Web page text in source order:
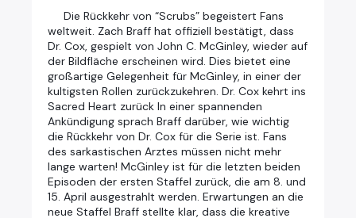
Die Rückkehr von “Scrubs” begeistert Fans
weltweit. Zach Braff hat offiziell bestätigt, dass
Dr. Cox, gespielt von John C. McGinley, wieder auf
der Bildfläche erscheinen wird. Dies bietet eine
großartige Gelegenheit für McGinley, in einer der
kultigsten Rollen zurückzukehren. Dr. Cox kehrt ins
Sacred Heart zurück In einer spannenden
Ankündigung sprach Braff darüber, wie wichtig
die Rückkehr von Dr. Cox für die Serie ist. Fans
des sarkastischen Arztes müssen nicht mehr
lange warten! McGinley ist für die letzten beiden
Episoden der ersten Staffel zurück, die am 8. und
15. April ausgestrahlt werden. Erwartungen an die
neue Staffel Braff stellte klar, dass die kreative